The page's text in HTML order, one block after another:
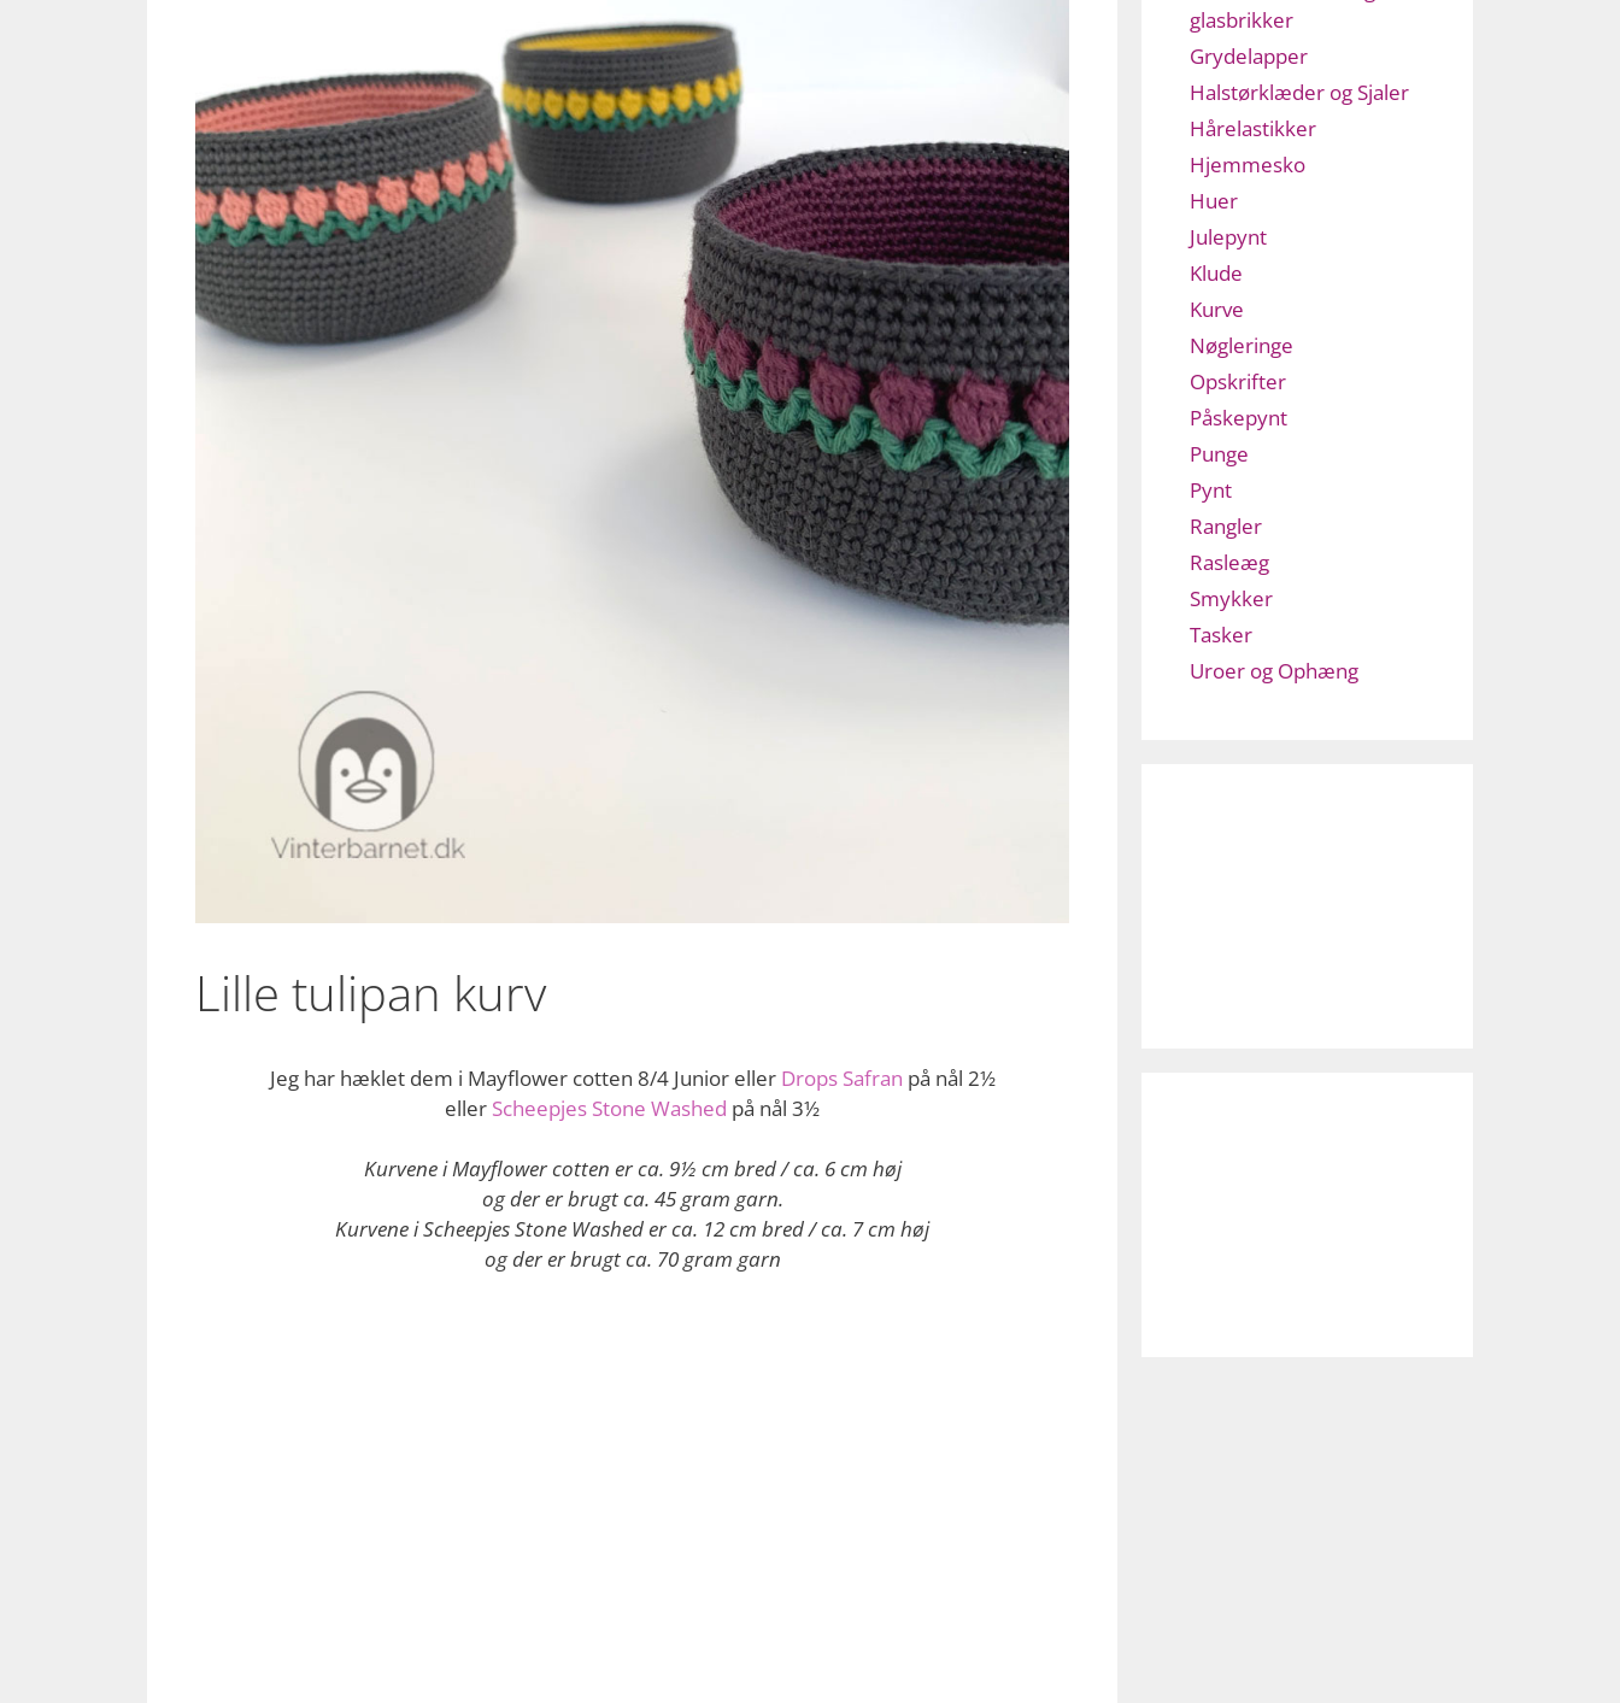
Lille tulipan kurv
Jeg har hæklet dem i Mayflower cotten 8/4 Junior eller Drops Safran på nål 2½
eller Scheepjes Stone Washed på nål 3½
Kurvene i Mayflower cotten er ca. 9½ cm bred / ca. 6 cm høj
og der er brugt ca. 45 gram garn.
Kurvene i Scheepjes Stone Washed er ca. 12 cm bred / ca. 7 cm høj
og der er brugt ca. 70 gram garn
glasbrikker
Grydelapper
Halstørklæder og Sjaler
Hårelastikker
Hjemmesko
Huer
Julepynt
Klude
Kurve
Nøgleringe
Opskrifter
Påskepynt
Punge
Pynt
Rangler
Rasleæg
Smykker
Tasker
Uroer og Ophæng